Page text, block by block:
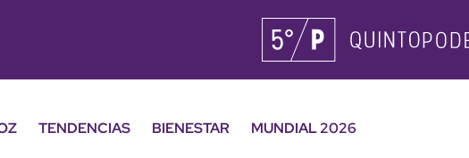
TENDENCIAS BIENESTAR
MUNDIAL 2026